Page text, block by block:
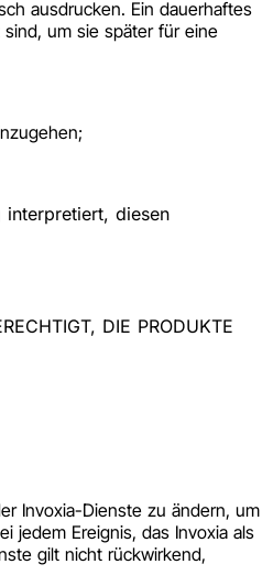
ausdrucken. Ein dauerhaftes
um sie später für eine
diesen
DIE PRODUKTE
Invoxia-Dienste zu ändern, um
jedem Ereignis, das Invoxia als
gilt nicht rückwirkend,